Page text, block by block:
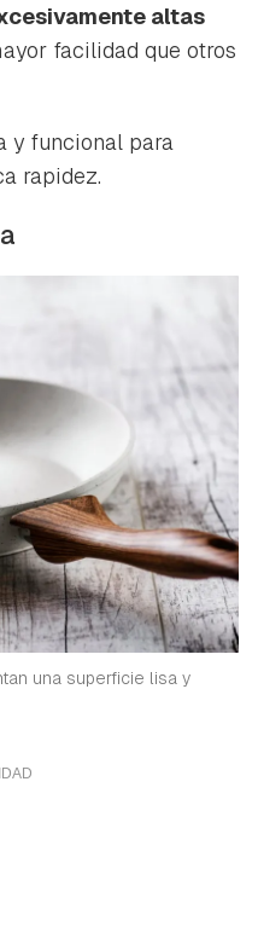
altas
facilidad que otros
y funcional para
rapidez.
una superficie lisa y